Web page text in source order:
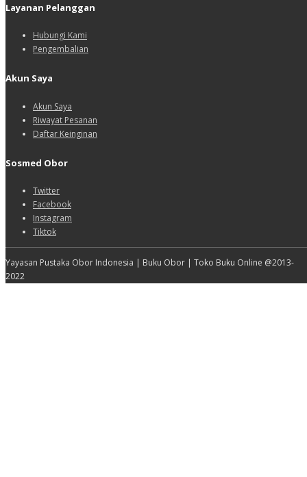
Layanan Pelanggan
Hubungi Kami
Pengembalian
Akun Saya
Akun Saya
Riwayat Pesanan
Daftar Keinginan
Sosmed Obor
Twitter
Facebook
Instagram
Tiktok
Yayasan Pustaka Obor Indonesia | Buku Obor | Toko Buku Online @2013-
2022